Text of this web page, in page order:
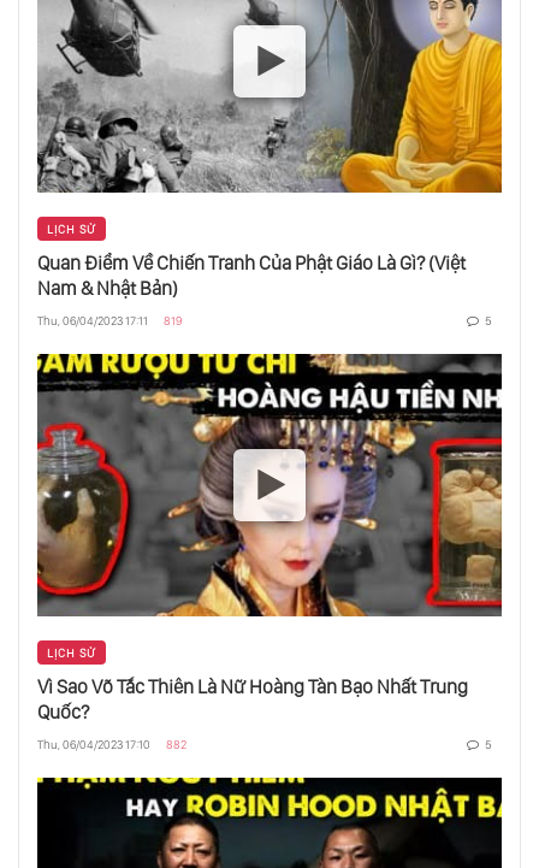
Manh Mối Cho Một Câu Chuyện Tuyệt Vời
Tất Cả Chỉ Mất 10 Phút
Làm Thế Nào Để Hàn Gắn Một Trái Tim Tan
Tại Sao Chúng Ta Có Quá Ít Lãnh Đạo Nữ
Ảo Ảnh Quang Học Cho Thấy Cách Chúng
Ta Nhìn Thấy
Xây Một Tòa Tháp, Xây Dựng Team
5 Cách Để Nghe Tốt Hơn
LỊCH SỬ
Quan Điểm Về Chiến Tranh Của Phật Giáo Là Gì? (Việt
Nam & Nhật Bản)
Thu, 06/04/2023 17:11 819 5
LỊCH SỬ
Vì Sao Võ Tắc Thiên Là Nữ Hoàng Tàn Bạo Nhất Trung
Quốc?
Thu, 06/04/2023 17:10 882 5